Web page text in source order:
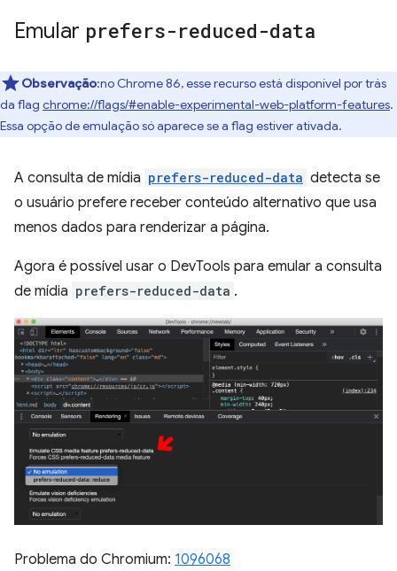
Emular prefers-reduced-data
Observação:no Chrome 86, esse recurso está disponível por trás
da flag chrome://flags/#enable-experimental-web-platform-features.
Essa opção de emulação só aparece se a flag estiver ativada.
A consulta de mídia prefers-reduced-data detecta se
o usuário prefere receber conteúdo alternativo que usa
menos dados para renderizar a página.
Agora é possível usar o DevTools para emular a consulta
de mídia prefers-reduced-data .
Problema do Chromium: 1096068